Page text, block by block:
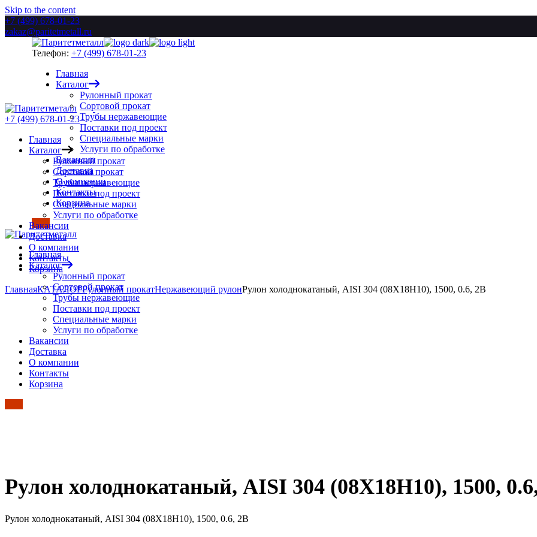
Skip to the content
+7 (499) 678-01-23
zakaz@paritetmetall.ru
Телефон: +7 (499) 678-01-23
Главная
Каталог
Рулонный прокат
Сортовой прокат
Трубы нержавеющие
Поставки под проект
Специальные марки
Услуги по обработке
Вакансии
Доставка
О компании
Контакты
Корзина
Главная
Каталог
Рулонный прокат
Сортовой прокат
Трубы нержавеющие
Поставки под проект
Специальные марки
Услуги по обработке
Вакансии
Доставка
О компании
Контакты
Корзина
+7 (499) 678-01-23
Главная
Каталог
Рулонный прокат
Сортовой прокат
Трубы нержавеющие
Поставки под проект
Специальные марки
Услуги по обработке
Вакансии
Доставка
О компании
Контакты
Корзина
ГлавнаяКАТАЛОГРулонный прокатНержавеющий рулонРулон холоднокатаный, AISI 304 (08Х18Н10), 1500, 0.6, 2B
Рулон холоднокатаный, AISI 304 (08Х18Н10), 1500,
Рулон холоднокатаный, AISI 304 (08Х18Н10), 1500, 0.6, 2B